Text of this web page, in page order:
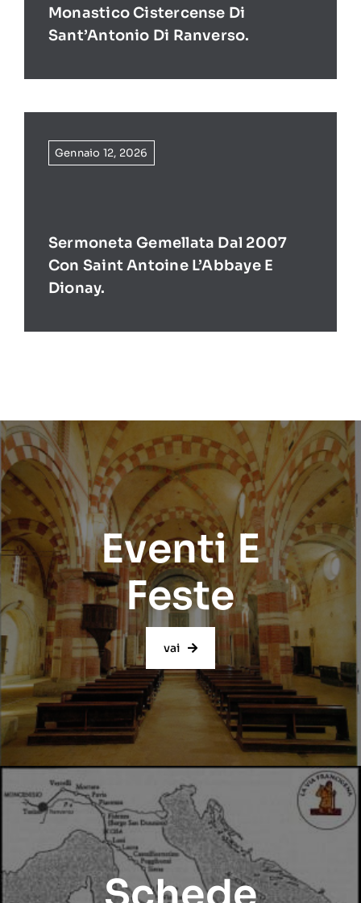
Monastico Cistercense Di
Sant’Antonio Di Ranverso.
Gennaio 12, 2026
Sermoneta Gemellata Dal 2007
Con Saint Antoine L’Abbaye E
Dionay.
Eventi E
Feste
vai